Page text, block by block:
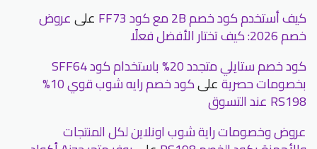
كيف أستخدم كود خصم 2B مع كود FF73
علىعروض
خصم 2026: كيف تختار الأفضل فعلًا
كود خصم ستايلي متجدد 20% باستخدام كود SFF64
بخصومات حصريةعلى كود خصم رايه شوب قوي 10%
RS198 عند التسوق
عروض وخصومات راية شوب اونلاين لكل المنتجات